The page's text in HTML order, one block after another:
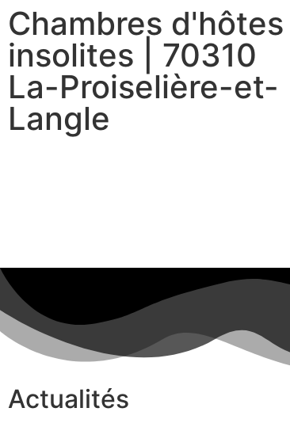
Chambres d'hôtes
insolites | 70310
La-Proiselière-et-
Langle
Actualités